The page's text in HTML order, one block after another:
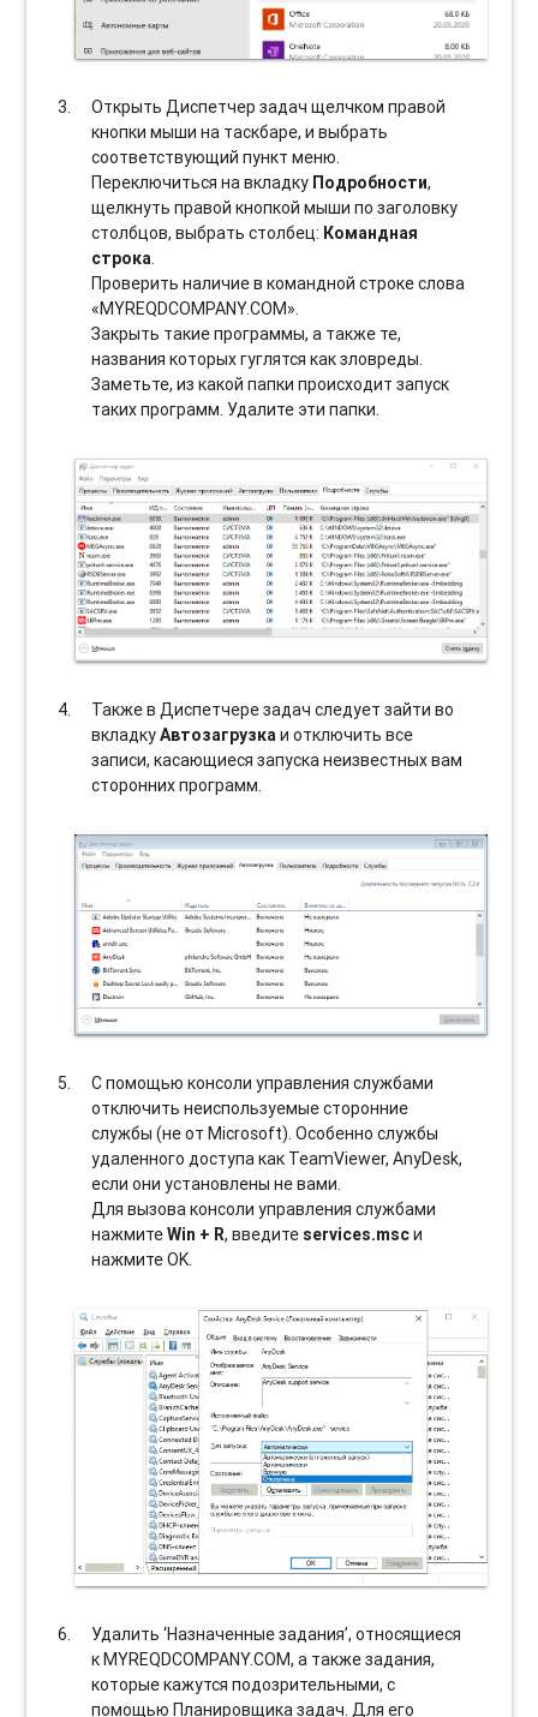
Открыть Диспетчер задач щелчком правой
кнопки мыши на таскбаре, и выбрать
соотвeтствующий пункт меню.
Переключиться на вкладку Подробности,
щелкнуть правой кнопкой мыши по заголовку
столбцов, выбрать столбец: Командная
строка.
Проверить наличие в командной строке слова
«MYREQDCOMPANY.COM».
Закрыть такие программы, а также те,
названия которых гуглятся как зловреды.
Заметьте, из какой папки происходит запуск
таких программ. Удалите эти папки.
Также в Диспетчере задач следует зайти во
вкладкуАвтозагрузкаи отключить все
записи, касающиеся запуска неизвестных вам
сторонних программ.
С помощью консоли управления службами
отключить неиспользуемые сторонние
службы (не от Microsoft). Особенно службы
удаленного доступа как TeamViewer, AnyDesk,
если они установлены не вами.
Для вызова консоли управления службами
нажмитеWin + R, введите services.mscи
нажмите OK.
Удалить ‘Назначенные задания’, относящиеся
к MYREQDCOMPANY.COM, а также задания,
которые кажутся подозрительными, с
помощью Планировщика задач. Для его